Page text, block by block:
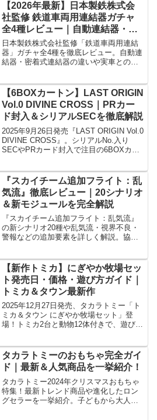
【2026年最新】日本製鉄株式会
社監修 鉄道車両用連結器ガチャ
全4種レビュー｜自動連結器・密
着式連結器の違いとコンプリート
情報
日本製鉄株式会社監修「鉄道車両用連結
器」ガチャ全4種を徹底レビュー。自動連
結器・密着式連結器の違いや実車との比
【6BOXカートン】LAST ORIGIN
Vol.0 DIVINE CROSS｜PRカー
ド封入＆シリアルSECを徹底解説
2025年9月26日発売『LAST ORIGIN Vol.0
DIVINE CROSS』。シリアルNo.入り
SECやPRカード封入で注目の6BOXカー
『スカイチーム追加フライト：乱
気流』徹底レビュー｜20シナリオ
＆新モジュールを完全解説
『スカイチーム追加フライト：乱気流』
の新シナリオ20種や乱気流・視界不良・
警報などの追加要素を詳しく解説。協力
【新作トミカ】にぎやか牧場セッ
ト発売日・価格・遊び方ガイド｜
トミカ＆タウン最新作
2025年12月27日発売、タカラトミー「ト
ミカ＆タウン にぎやか牧場セット」登
場！トミカ2台と動物12体付きで、遊びも
タカラトミーのおもちゃ完全ガイ
ド｜最新＆人気商品を一挙紹介！
タカラトミー2024年クリスマスおもちゃ
特集！最新トレンド商品や進化したロン
グセラーを一挙紹介。子どもから大人ま